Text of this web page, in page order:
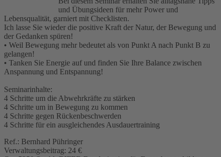
und Übungsideen für mehr Power und
Lebensqualität, garniert mit Checklisten.
Ich lasse Sie wieder die positive Kraft der Natur, der Bewegung und
der Gedanken spüren!
• Weil Bewegung mehr bedeutet als von Punkt A nach Punkt B zu
gelangen!
• Tanken Sie Energie auf und finden Sie Ihre Balance zwischen
Anspannung und Entspannung!
Seminarinhalte:
4 Schritte um die Abwehrkräfte zu stärken
4 Schritte um in Bewegung zu kommen
4 Schritte gegen Rückenbeschwerden
4 Schritte für ein ausgleichendes Ausdauertraining
Ref.: Bernhard Pühringer
Verwaltungsbeitrag: 24 €